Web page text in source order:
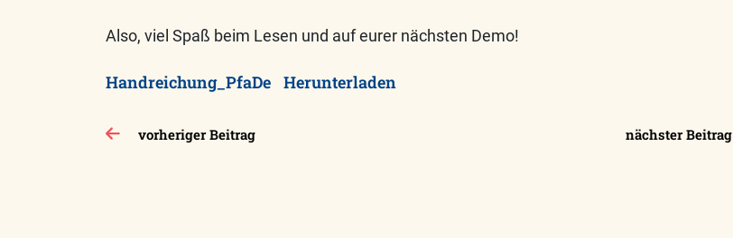
Also, viel Spaß beim Lesen und auf eurer nächsten Demo!
Handreichung_PfaDe Herunterladen
Beitragsnavigation
vorheriger Beitrag nächster Beitrag